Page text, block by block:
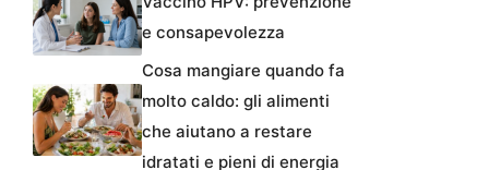
e consapevolezza
Cosa mangiare quando fa
molto caldo: gli alimenti
che aiutano a restare
idratati e pieni di energia